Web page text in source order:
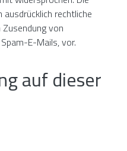
rechtliche
von
E-Mails, vor.
auf dieser